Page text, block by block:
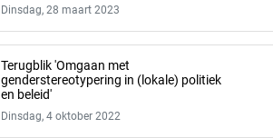
Dinsdag, 28 maart 2023
Terugblik 'Omgaan met
genderstereotypering in (lokale) politiek
en beleid'
Dinsdag, 4 oktober 2022